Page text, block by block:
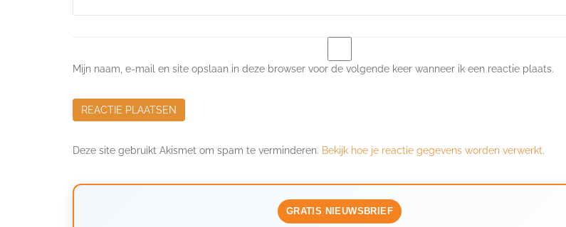
Mijn naam, e-mail en site opslaan in deze browser voor de volgende keer wanneer ik een reactie plaats.
Deze site gebruikt Akismet om spam te verminderen. Bekijk hoe je reactie gegevens worden verwerkt.
GRATIS NIEUWSBRIEF